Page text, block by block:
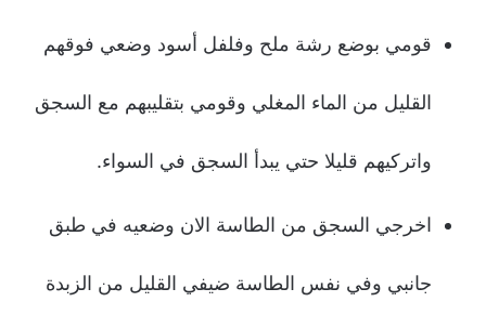
قومي بوضع رشة ملح وفلفل أسود وضعي فوقهم
القليل من الماء المغلي وقومي بتقليبهم مع السجق
واتركيهم قليلا حتي يبدأ السجق في السواء.
اخرجي السجق من الطاسة الان وضعيه في طبق
جانبي وفي نفس الطاسة ضيفي القليل من الزبدة